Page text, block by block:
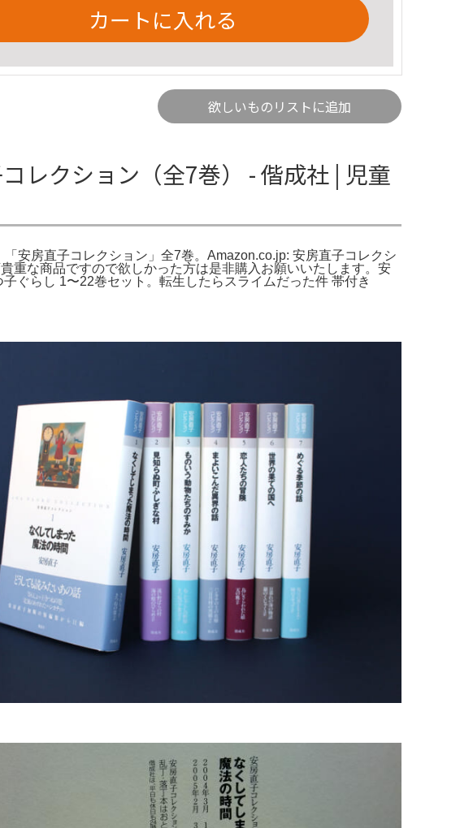
カートに入れる
欲しいものリストに追加
クション（全7巻） - 偕成社 | 児童
安房直子コレクション」全7巻。Amazon.co.jp: 安房直子コレクシ
な商品ですので欲しかった方は是非購入お願いいたします。安
ぐらし 1〜22巻セット。転生したらスライムだった件 帯付き